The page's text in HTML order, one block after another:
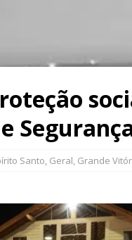
Santo, Geral, Grande